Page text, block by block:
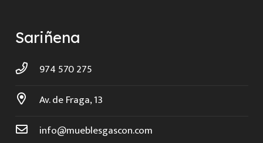
Sariñena
974 570 275
Av. de Fraga, 13
info@mueblesgascon.com